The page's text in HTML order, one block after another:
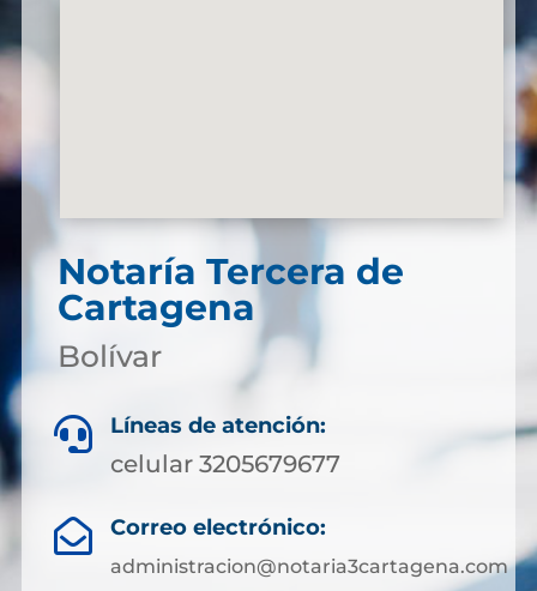
Notaría Tercera de
Cartagena
Bolívar
 Líneas de atención:
celular 3205679677
 Correo electrónico:
administracion@notaria3cartagena.com